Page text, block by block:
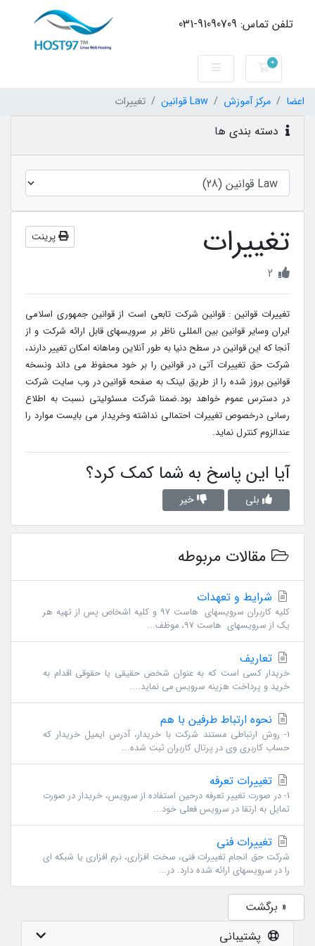
تلفن تماس: 91090709-031
0 کارت خرید
اعضا مرکز آموزش Law قوانین تغییرات
دسته بندی ها
تغییرات پرینت
2
تغییرات قوانین : قوانین شرکت تابعی است از قوانین جمهوری اسلامی
ایران وسایر قوانین بین المللی ناظر بر سرویسهای قابل ارائه شرکت و از
آنجا که این قوانین در سطح دنیا به طور آنلاین وماهانه امکان تغییر دارند،
شرکت حق تغییرات آتی در قوانین را بر خود محفوظ می داند ونسخه
قوانین بروز شده را از طریق لینک به صفحه قوانین در وب سایت شرکت
در دسترس عموم خواهد بود.ضمنا شرکت مسئولیتی نسبت به اطلاع
رسانی درخصوص تغییرات احتمالی نداشته وخریدار می بایست موارد را
عندالزوم کنترل نماید.
آیا این پاسخ به شما کمک کرد؟
مقالات مربوطه
شرایط و تعهدات
کلیه کاربران سرویسهای هاست 97 و کلیه اشخاص پس از تهیه هر
یک از سرویسهای هاست 97، موظف...
تعاریف
خریدار کسی است که به عنوان شخص حقیقی یا حقوقی اقدام به
خرید و پرداخت هزینه سرویس می نماید....
نحوه ارتباط طرفین با هم
1- روش ارتباطی مستند شرکت با خریدار، آدرس ایمیل خریدار که
حساب کاربری وی در پرتال کاربران ثبت شده...
تغییرات تعرفه
1- در صورت تغییر تعرفه درحین استفاده از سرویس، خریدار در صورت
تمایل به ارتقا در سرویس فعلی خود...
تغییرات فنی
شرکت حق انجام تغییرات فنی، سخت افزاری، نرم افزاری یا شبکه ای
را در سرویسهای ارائه شده دارد. در...
« برگشت
پشتیبانی